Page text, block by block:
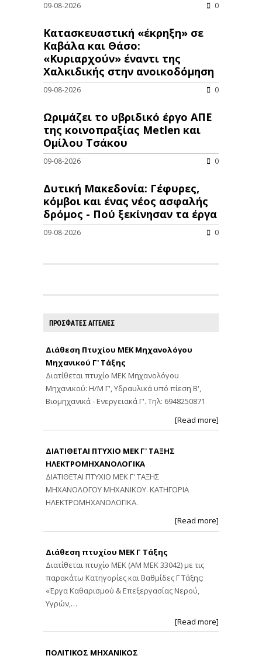
09-08-2026 0
Κατασκευαστική «έκρηξη» σε
Καβάλα και Θάσο:
«Κυριαρχούν» έναντι της
Χαλκιδικής στην ανοικοδόμηση
09-08-2026 0
Ωριμάζει το υβριδικό έργο ΑΠΕ
της κοινοπραξίας Metlen και
Ομίλου Τσάκου
09-08-2026 0
Δυτική Μακεδονία: Γέφυρες,
κόμβοι και ένας νέος ασφαλής
δρόμος - Πού ξεκίνησαν τα έργα
09-08-2026 0
ΠΡΟΣΦΑΤΕΣ ΑΓΓΕΛΙΕΣ
Διάθεση Πτυχίου ΜΕΚ Μηχανολόγου
Μηχανικού Γ' Τάξης
Διατίθεται πτυχίο ΜΕΚ Μηχανολόγου
Μηχανικού: Η/Μ Γ', Υδραυλικά υπό πίεση Β',
Βιομηχανικά - Ενεργειακά Γ'. Τηλ: 6948250871
[Read more]
ΔΙΑΤΙΘΕΤΑΙ ΠΤΥΧΙΟ ΜΕΚ Γ' ΤΑΞΗΣ
ΗΛΕΚΤΡΟΜΗΧΑΝΟΛΟΓΙΚΑ
ΔΙΑΤΙΘΕΤΑΙ ΠΤΥΧΙΟ ΜΕΚ Γ' ΤΑΞΗΣ
ΜΗΧΑΝΟΛΟΓΟΥ ΜΗΧΑΝΙΚΟΥ. ΚΑΤΗΓΟΡΙΑ
ΗΛΕΚΤΡΟΜΗΧΑΝΟΛΟΓΙΚΑ.
[Read more]
Διάθεση πτυχίου ΜΕΚ Γ Τάξης
Διατίθεται πτυχίο ΜΕΚ (ΑΜ ΜΕΚ 33042) με τις
παρακάτω Κατηγορίες και Βαθμίδες Γ Τάξης:
«Έργα Καθαρισμού & Επεξεργασίας Νερού,
Υγρών,…
[Read more]
ΠΟΛΙΤΙΚΟΣ ΜΗΧΑΝΙΚΟΣ